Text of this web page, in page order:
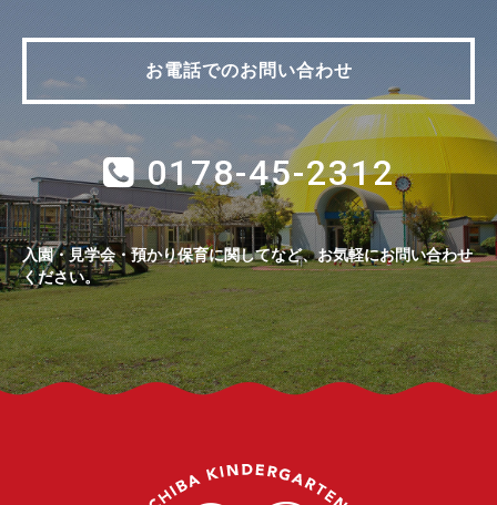
お電話でのお問い合わせ
0178-45-2312
入園・見学会・預かり保育に関してなど、お気軽にお問い合わせ
ください。